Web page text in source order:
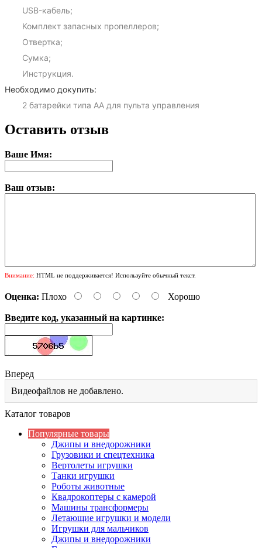
USB-кабель;
Комплект запасных пропеллеров;
Отвертка;
Сумка;
Инструкция.
Необходимо докупить:
2 батарейки типа АА для пульта управления
Оставить отзыв
Ваше Имя:
Ваш отзыв:
Внимание: HTML не поддерживается! Используйте обычный текст.
Оценка: Плохо Хорошо
Введите код, указанный на картинке:
Вперед
Видеофайлов не добавлено.
Каталог товаров
Популярные товары
Джипы и внедорожники
Грузовики и спецтехника
Вертолеты игрушки
Танки игрушки
Роботы животные
Квадрокоптеры с камерой
Машины трансформеры
Летающие игрушки и модели
Игрушки для мальчиков
Джипы и внедорожники